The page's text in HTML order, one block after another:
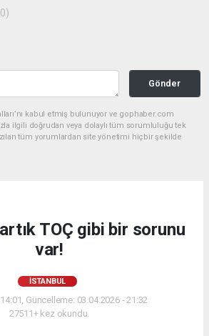
Gönder
kabul etmiş bulunuyor ve gophaber.com
ilgili doğrudan veya dolaylı tüm sorumluluğu tek
tüm yorumlardan site yönetimi hiçbir şekilde
TOÇ gibi bir sorunu
var!
İSTANBUL
Güncelleme: 03.04.2026 - 21:32
27511+ kez okundu.